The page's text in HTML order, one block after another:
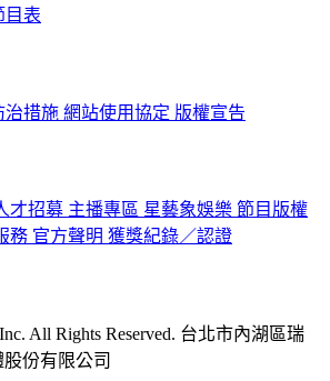
目表
治措施 網站使用協定 版權宣告
才招募 主播專區 星藝象娛樂 節目版權
務 官方聲明 獲獎紀錄／認證
All Rights Reserved. 台北市內湖區瑞
份有限公司